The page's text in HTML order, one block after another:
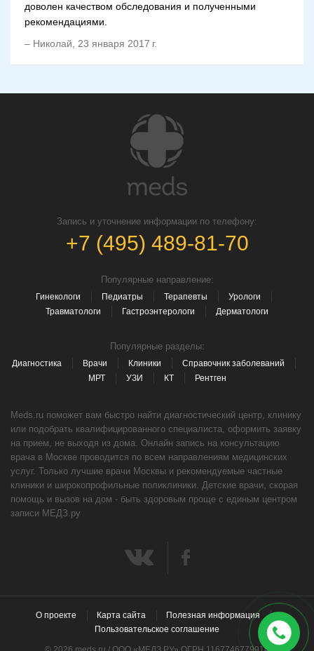
доволен качеством обследования и полученными
рекомендациями.
– Николай, 23 января 2017 г.
Запись и уточнение информации по телефону:
+7 (495) 489-81-70
Популярные направление:
Гинекологи Педиатры Терапевты
Урологи
Травматологи
Гастроэнтерологи Дерматологи
Популярные разделы:
Диагностика Врачи Клиники
Справочник заболеваний
МРТ
УЗИ КТ Рентген
Meds.ru поможет вам быстро найти диагностический центр, клинику
или подобрать квалифицированного специалиста, оформить заявку
на прием, не выходя из дома. Онлайн запись на консультацию
врача в Москве проводится по всем направлениям медицинских
услуг. Только лучшие врачи Москвы и рекомендуемые частные
клиники и широкопрофильные поликлиники. Детские врачи, скорая
помощь и вызов на дом - быть здоровым проще с единым центром
записи МЕДЗ.ру
О проекте Карта сайта
Полезная информация
Пользовательское соглашение